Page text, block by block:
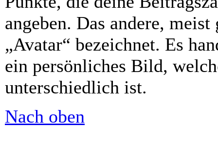
angeben. Das andere,
„Avatar“ bezeichnet. Es
ein persönliches Bild,
unterschiedlich ist.
Nach oben